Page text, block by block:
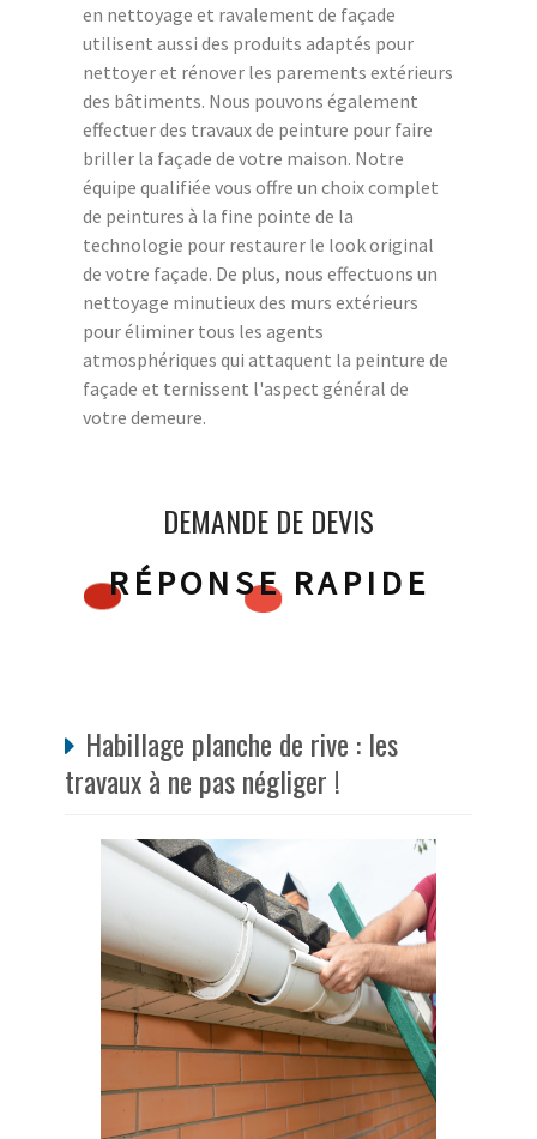
en nettoyage et ravalement de façade
utilisent aussi des produits adaptés pour
nettoyer et rénover les parements extérieurs
des bâtiments. Nous pouvons également
effectuer des travaux de peinture pour faire
briller la façade de votre maison. Notre
équipe qualifiée vous offre un choix complet
de peintures à la fine pointe de la
technologie pour restaurer le look original
de votre façade. De plus, nous effectuons un
nettoyage minutieux des murs extérieurs
pour éliminer tous les agents
atmosphériques qui attaquent la peinture de
façade et ternissent l'aspect général de
votre demeure.
DEMANDE DE DEVIS
RÉPONSE RAPIDE
Habillage planche de rive : les
travaux à ne pas négliger !